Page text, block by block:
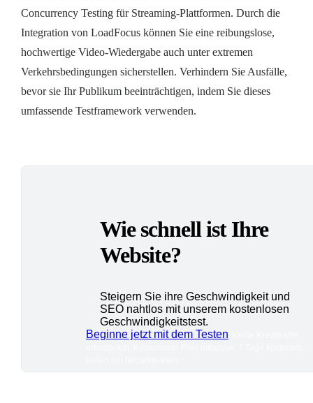
Concurrency Testing für Streaming-Plattformen. Durch die
Integration von LoadFocus können Sie eine reibungslose,
hochwertige Video-Wiedergabe auch unter extremen
Verkehrsbedingungen sicherstellen. Verhindern Sie Ausfälle,
bevor sie Ihr Publikum beeinträchtigen, indem Sie dieses
umfassende Testframework verwenden.
Wie schnell ist Ihre
Website?
Steigern Sie ihre Geschwindigkeit und
SEO nahtlos mit unserem kostenlosen
Geschwindigkeitstest.
Beginne jetzt mit dem Testen